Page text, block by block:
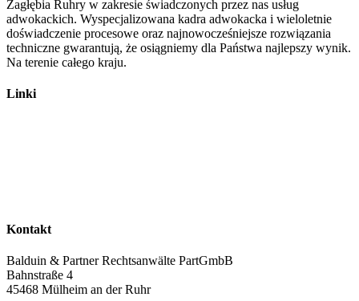
Zagłębia Ruhry w zakresie świadczonych przez nas usług
adwokackich. Wyspecjalizowana kadra adwokacka i wieloletnie
doświadczenie procesowe oraz najnowocześniejsze rozwiązania
techniczne gwarantują, że osiągniemy dla Państwa najlepszy wynik.
Na terenie całego kraju.
Linki
Kontakt
Balduin & Partner Rechtsanwälte PartGmbB
Bahnstraße 4
45468 Mülheim an der Ruhr